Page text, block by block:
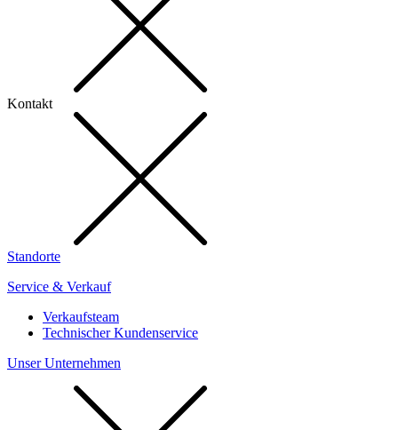
Kontakt
Standorte
Service & Verkauf
Verkaufsteam
Technischer Kundenservice
Unser Unternehmen